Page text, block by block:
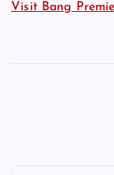
Visit Bang